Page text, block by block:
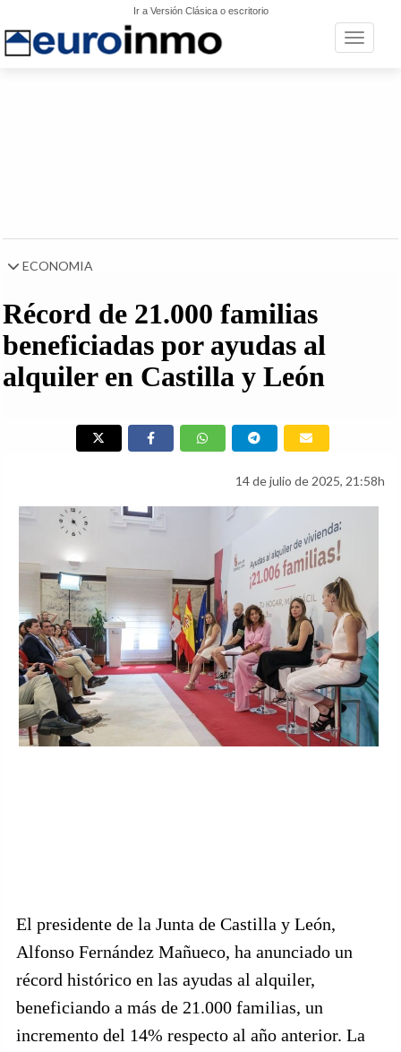
Ir a Versión Clásica o escritorio
Toggle
ECONOMIA
Récord de 21.000 familias
beneficiadas por ayudas al
alquiler en Castilla y León
14 de julio de 2025, 21:58h
El presidente de la Junta de Castilla y León,
Alfonso Fernández Mañueco, ha anunciado un
récord histórico en las ayudas al alquiler,
beneficiando a más de 21.000 familias, un
incremento del 14% respecto al año anterior. La